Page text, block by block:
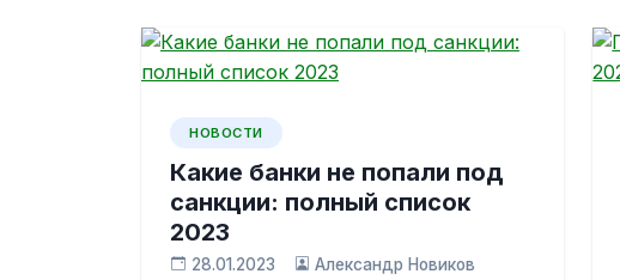
НОВОСТИ
Какие банки не попали под
санкции: полный список
2023
28.01.2023 Александр Новиков